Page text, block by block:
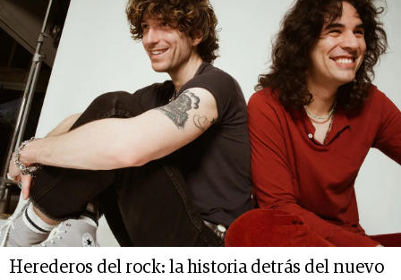
Herederos del rock: la historia detrás del nuevo